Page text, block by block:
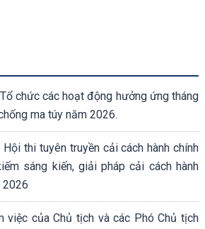
chức các hoạt động hưởng ứng tháng
ma túy năm 2026.
thi tuyên truyền cải cách hành chính
sáng kiến, giải pháp cải cách hành
2026